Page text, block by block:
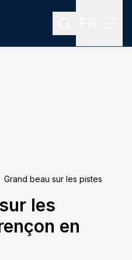
Rechercher
Grand beau sur les pistes
les
en